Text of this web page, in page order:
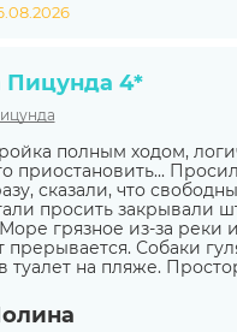
Пицунда 4*
полным ходом,
приостановить...
сказали, что
просить закрывали
грязное из-за реки
прерывается. Собаки
туалет на пляже.